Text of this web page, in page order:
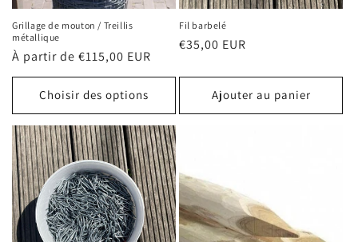
Grillage de mouton / Treillis
métallique
Prix
habituel
À partir de €115,00 EUR
Choisir des options
Fil barbelé
Prix
€35,00 EUR
Ajouter au panier